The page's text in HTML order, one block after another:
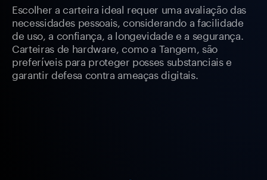
Escolher a carteira ideal requer uma avaliação das
necessidades pessoais, considerando a facilidade
de uso, a confiança, a longevidade e a segurança.
Carteiras de hardware, como a Tangem, são
preferíveis para proteger posses substanciais e
garantir defesa contra ameaças digitais.